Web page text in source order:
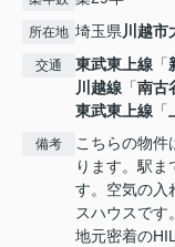
所在地 埼玉県川越市
交通 東武東上線 「
川越線 「南古
東武東上線 「
備考
こちらの物件
ります。駅
す。空気の入
スハウスです
地元密着の